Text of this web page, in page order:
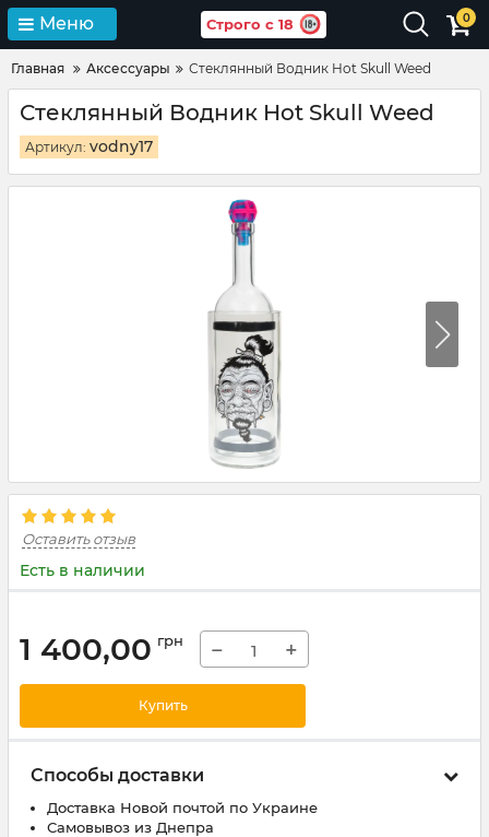
Меню Строго с 18 0
Главная Аксессуары Стеклянный Водник Hot Skull Weed
Стеклянный Водник Hot Skull Weed
Артикул: vodny17
Оставить отзыв
Есть в наличии
1 400,00 грн − +
Купить
Способы доставки
Доставка Новой почтой по Украине
Самовывоз из Днепра